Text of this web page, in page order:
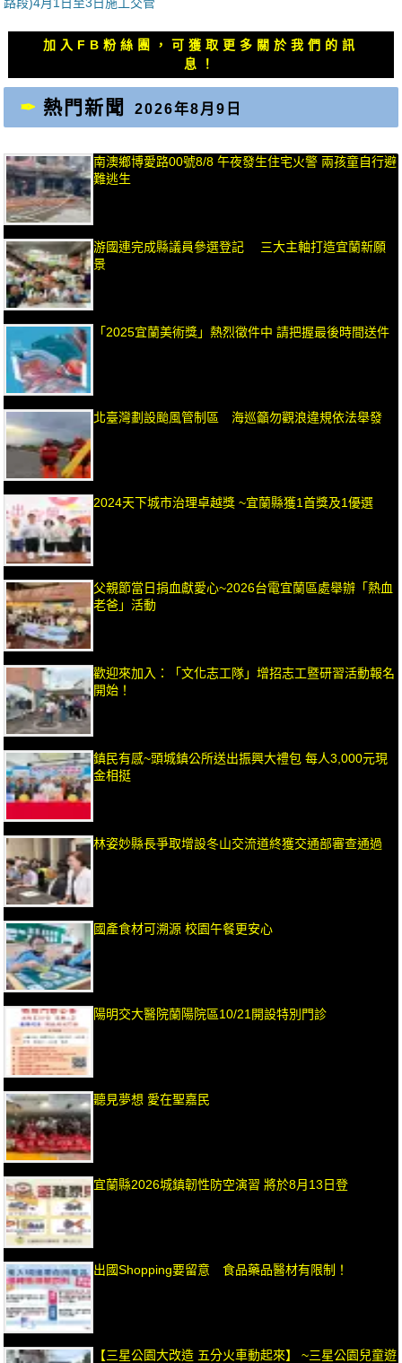
導
覽
文
章：
加入FB粉絲團，可獲取更多關於我們的訊
息！
熱門新聞 2026年8月9日
南澳鄉博愛路00號8/8 午夜發生住宅火警 兩孩童自行避
難逃生
游國連完成縣議員參選登記 三大主軸打造宜蘭新願
景
「2025宜蘭美術獎」熱烈徵件中 請把握最後時間送件
北臺灣劃設颱風管制區 海巡籲勿觀浪違規依法舉發
2024天下城市治理卓越獎 ~宜蘭縣獲1首獎及1優選
父親節當日捐血獻愛心~2026台電宜蘭區處舉辦「熱血
老爸」活動
歡迎來加入：「文化志工隊」增招志工暨研習活動報名
開始！
鎮民有感~頭城鎮公所送出振興大禮包 每人3,000元現
金相挺
林姿妙縣長爭取增設冬山交流道終獲交通部審查通過
國產食材可溯源 校園午餐更安心
陽明交大醫院蘭陽院區10/21開設特別門診
聽見夢想 愛在聖嘉民
宜蘭縣2026城鎮韌性防空演習 將於8月13日登
出國Shopping要留意 食品藥品醫材有限制！
【三星公園大改造 五分火車動起來】 ~三星公園兒童遊